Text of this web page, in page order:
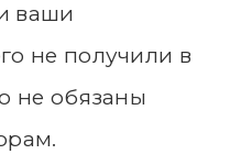
ваши
не получили в
не обязаны